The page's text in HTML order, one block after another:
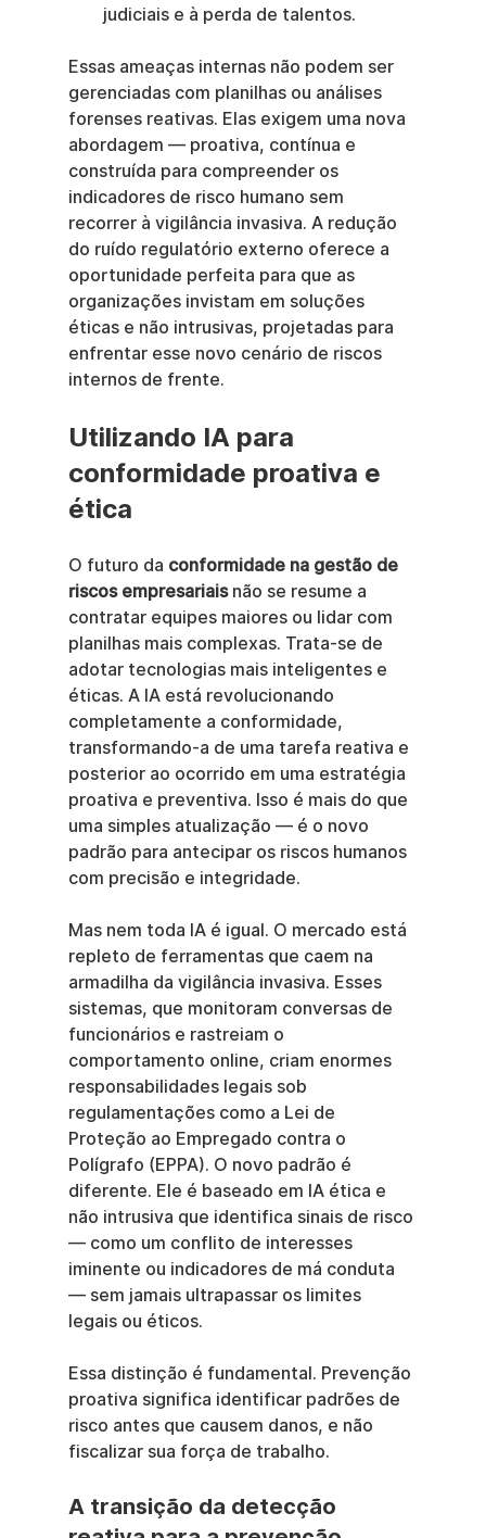
judiciais e à perda de talentos.
Essas ameaças internas não podem ser
gerenciadas com planilhas ou análises
forenses reativas. Elas exigem uma nova
abordagem — proativa, contínua e
construída para compreender os
indicadores de risco humano sem
recorrer à vigilância invasiva. A redução
do ruído regulatório externo oferece a
oportunidade perfeita para que as
organizações invistam em soluções
éticas e não intrusivas, projetadas para
enfrentar esse novo cenário de riscos
internos de frente.
Utilizando IA para
conformidade proativa e
ética
O futuro da conformidade na gestão de
riscos empresariais não se resume a
contratar equipes maiores ou lidar com
planilhas mais complexas. Trata-se de
adotar tecnologias mais inteligentes e
éticas. A IA está revolucionando
completamente a conformidade,
transformando-a de uma tarefa reativa e
posterior ao ocorrido em uma estratégia
proativa e preventiva. Isso é mais do que
uma simples atualização — é o novo
padrão para antecipar os riscos humanos
com precisão e integridade.
Mas nem toda IA é igual. O mercado está
repleto de ferramentas que caem na
armadilha da vigilância invasiva. Esses
sistemas, que monitoram conversas de
funcionários e rastreiam o
comportamento online, criam enormes
responsabilidades legais sob
regulamentações como a Lei de
Proteção ao Empregado contra o
Polígrafo (EPPA). O novo padrão é
diferente. Ele é baseado em IA ética e
não intrusiva que identifica sinais de risco
— como um conflito de interesses
iminente ou indicadores de má conduta
— sem jamais ultrapassar os limites
legais ou éticos.
Essa distinção é fundamental. Prevenção
proativa significa identificar padrões de
risco antes que causem danos, e não
fiscalizar sua força de trabalho.
A transição da detecção